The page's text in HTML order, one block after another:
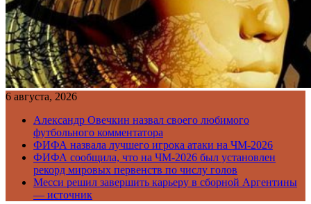
6 августа, 2026
Александр Овечкин назвал своего любимого
футбольного комментатора
ФИФА назвала лучшего игрока атаки на ЧМ-2026
ФИФА сообщила, что на ЧМ-2026 был установлен
рекорд мировых первенств по числу голов
Месси решил завершить карьеру в сборной Аргентины
— источник